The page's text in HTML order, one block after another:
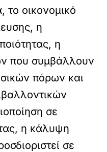
το οικονομικό
η
η
που συμβάλλουν
πόρων και
σε
η κάλυψη
σε